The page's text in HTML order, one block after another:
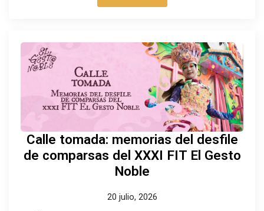
Calle tomada: memorias del desfile
de comparsas del XXXI FIT El Gesto
Noble
20 julio, 2026